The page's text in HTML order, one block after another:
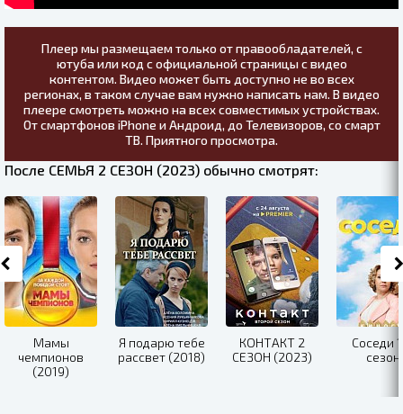
Плеер мы размещаем только от правообладателей, с
ютуба или код с официальной страницы с видео
контентом. Видео может быть доступно не во всех
регионах, в таком случае вам нужно написать нам. В видео
плеере смотреть можно на всех совместимых устройствах.
От смартфонов iPhone и Андроид, до Телевизоров, со смарт
ТВ. Приятного просмотра.
После СЕМЬЯ 2 СЕЗОН (2023) обычно смотрят:
Мамы
чемпионов
(2019)
Я подарю тебе
рассвет (2018)
КОНТАКТ 2
СЕЗОН (2023)
Соседи
сезон